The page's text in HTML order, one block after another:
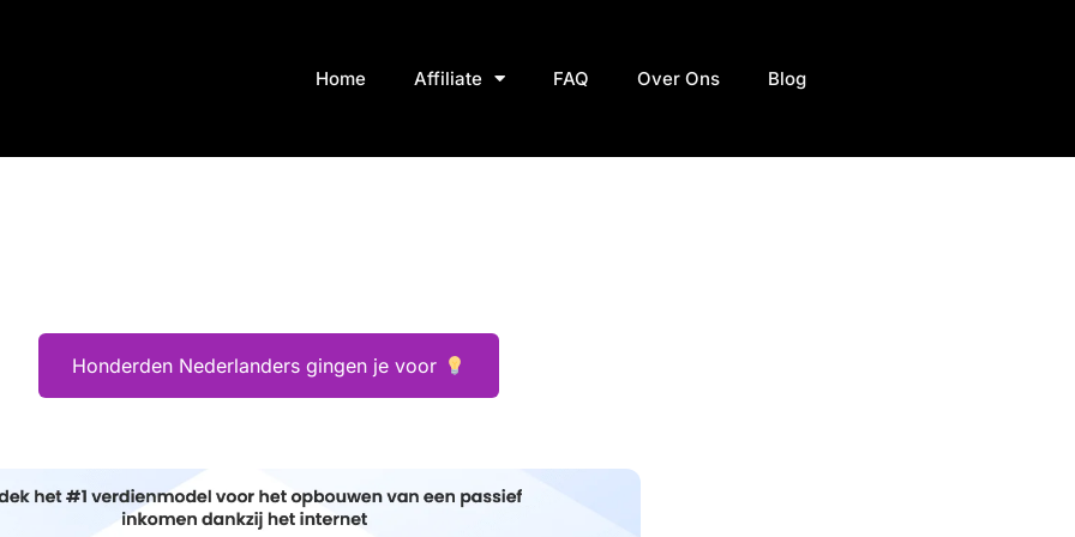
Home Affiliate FAQ Over Ons Blog
Honderden Nederlanders gingen je voor